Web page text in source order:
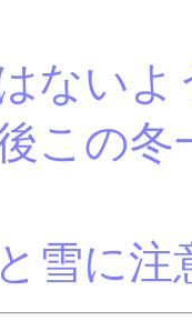
ない
この冬
雪に注